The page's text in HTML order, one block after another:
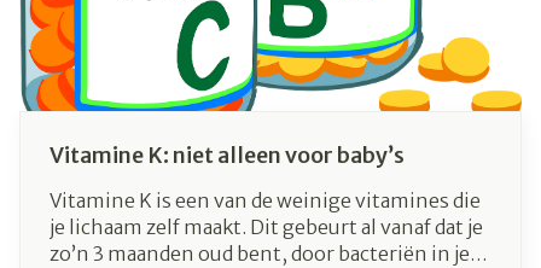
Vitamine K: niet alleen voor baby’s
Vitamine K is een van de weinige vitamines die
je lichaam zelf maakt. Dit gebeurt al vanaf dat je
zo’n 3 maanden oud bent, door bacteriën in je